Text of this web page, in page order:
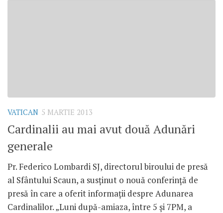
VATICAN 5 MARTIE 2013
Cardinalii au mai avut două Adunări
generale
Pr. Federico Lombardi SJ, directorul biroului de presă
al Sfântului Scaun, a susţinut o nouă conferinţă de
presă în care a oferit informaţii despre Adunarea
Cardinalilor. „Luni după-amiaza, între 5 şi 7PM, a